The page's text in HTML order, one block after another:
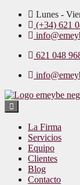
Lunes -
(+34) 621
621 048
La Firma
Servicios
Equipo
Clientes
Blog
Contacto